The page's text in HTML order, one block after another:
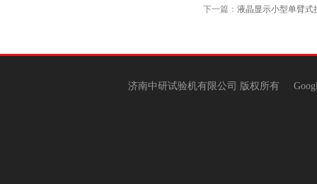
下一篇： 液晶显示小型单臂式
济南中研试验机有限公司 版权所有